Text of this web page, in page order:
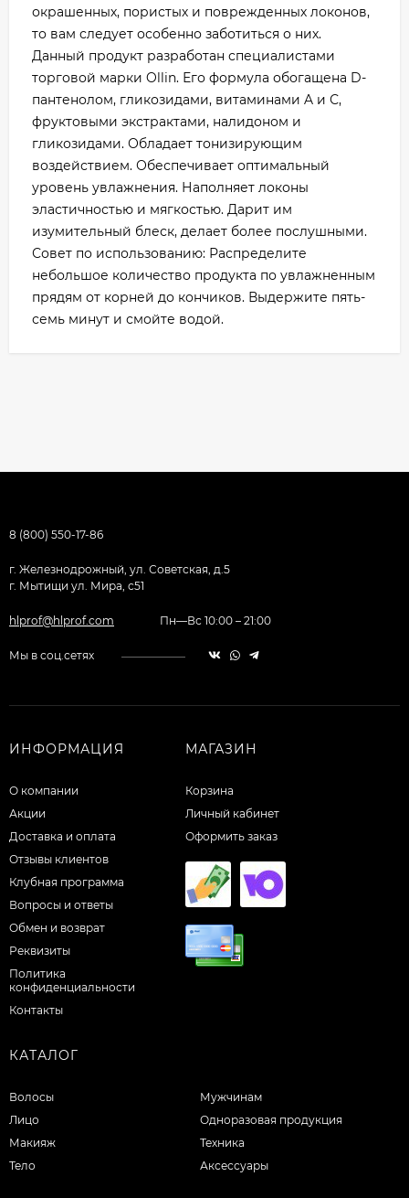
окрашенных, пористых и поврежденных локонов,
то вам следует особенно заботиться о них.
Данный продукт разработан специалистами
торговой марки Ollin. Его формула обогащена D-
пантенолом, гликозидами, витаминами A и С,
фруктовыми экстрактами, налидоном и
гликозидами. Обладает тонизирующим
воздействием. Обеспечивает оптимальный
уровень увлажнения. Наполняет локоны
эластичностью и мягкостью. Дарит им
изумительный блеск, делает более послушными.
Совет по использованию: Распределите
небольшое количество продукта по увлажненным
прядям от корней до кончиков. Выдержите пять-
семь минут и смойте водой.
8 (800) 550-17-86
г. Железнодрожный, ул. Советская, д.5
г. Мытищи ул. Мира, с51
hlprof@hlprof.com Пн—Вс 10:00 – 21:00
Мы в соц.сетях
ИНФОРМАЦИЯ
О компании
Акции
Доставка и оплата
Отзывы клиентов
Клубная программа
Вопросы и ответы
Обмен и возврат
Реквизиты
Политика
конфиденциальности
Контакты
МАГАЗИН
Корзина
Личный кабинет
Оформить заказ
КАТАЛОГ
Волосы
Лицо
Макияж
Тело
Мужчинам
Одноразовая продукция
Техника
Аксессуары